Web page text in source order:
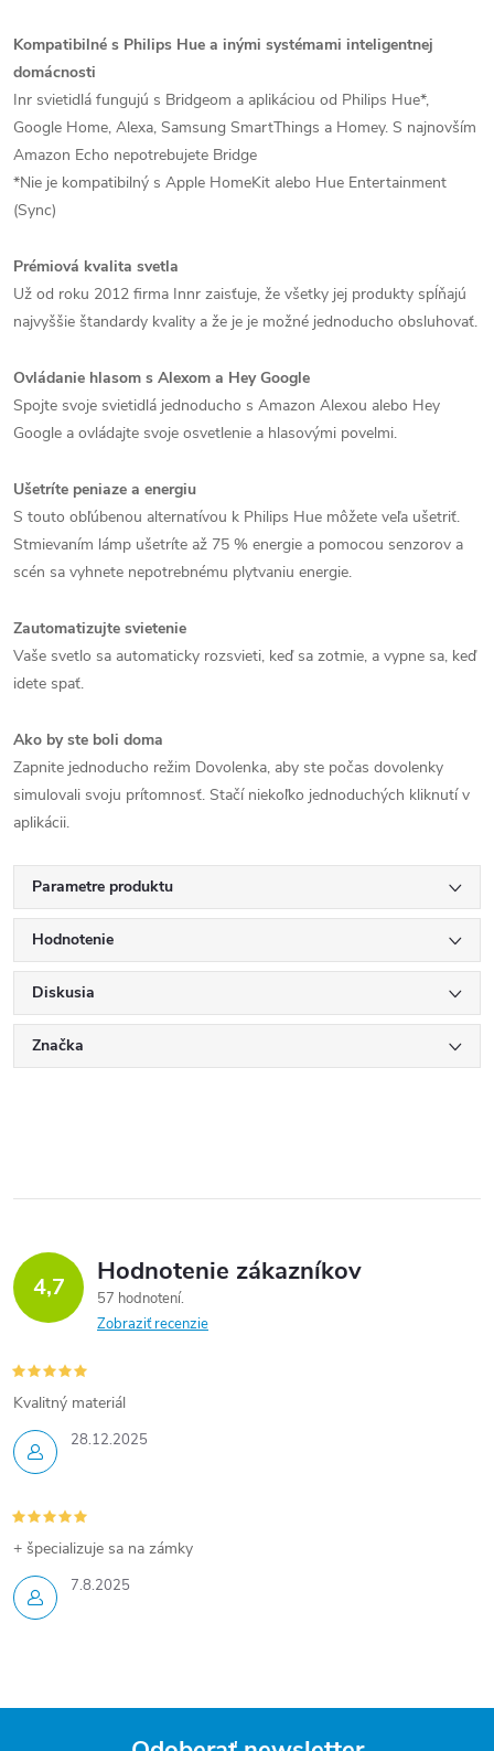
Kompatibilné s Philips Hue a inými systémami inteligentnej
domácnosti
Inr svietidlá fungujú s Bridgeom a aplikáciou od Philips Hue*,
Google Home, Alexa, Samsung SmartThings a Homey. S najnovším
Amazon Echo nepotrebujete Bridge
*Nie je kompatibilný s Apple HomeKit alebo Hue Entertainment
(Sync)
Prémiová kvalita svetla
Už od roku 2012 firma Innr zaisťuje, že všetky jej produkty spĺňajú
najvyššie štandardy kvality a že je je možné jednoducho obsluhovať.
Ovládanie hlasom s Alexom a Hey Google
Spojte svoje svietidlá jednoducho s Amazon Alexou alebo Hey
Google a ovládajte svoje osvetlenie a hlasovými povelmi.
Ušetríte peniaze a energiu
S touto obľúbenou alternatívou k Philips Hue môžete veľa ušetriť.
Stmievaním lámp ušetríte až 75 % energie a pomocou senzorov a
scén sa vyhnete nepotrebnému plytvaniu energie.
Zautomatizujte svietenie
Vaše svetlo sa automaticky rozsvieti, keď sa zotmie, a vypne sa, keď
idete spať.
Ako by ste boli doma
Zapnite jednoducho režim Dovolenka, aby ste počas dovolenky
simulovali svoju prítomnosť. Stačí niekoľko jednoduchých kliknutí v
aplikácii.
Parametre produktu
Hodnotenie
Diskusia
Značka
4,7 Hodnotenie zákazníkov
57 hodnotení
Zobraziť recenzie
28.12.2025
Kvalitný materiál
7.8.2025
+ špecializuje sa na zámky